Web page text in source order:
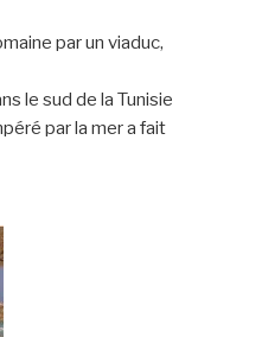
par un viaduc,
le sud de la Tunisie
par la mer a fait